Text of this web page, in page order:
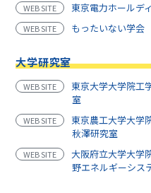
WEB SITE 東京電力ホールデ
WEB SITE もったいない学会
大学研究室
WEB SITE
東京大学大学院工
室
WEB SITE
東京農工大学大学
秋澤研究室
WEB SITE
大阪府立大学大学
野エネルギーシス